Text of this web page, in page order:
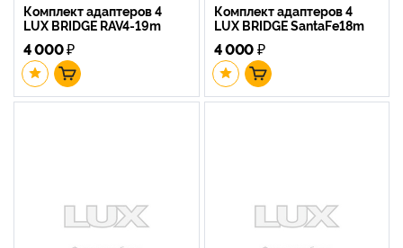
Комплект адаптеров 4
LUX BRIDGE RAV4-19m
4 000₽
Комплект адаптеров 4
LUX BRIDGE SantaFe18m
4 000₽